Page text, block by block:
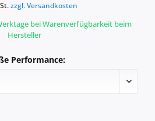
zzgl. Versandkosten
bei Warenverfügbarkeit beim
Hersteller
Performance: